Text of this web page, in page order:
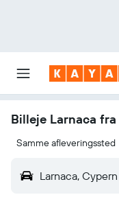
Billeje Larnaca fra
Samme afleveringssted
Larnaca, Cypern